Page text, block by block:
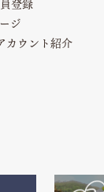
登録
ジ
カウント紹介